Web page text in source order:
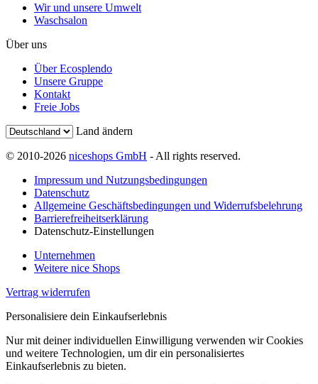
Wir und unsere Umwelt
Waschsalon
Über uns
Über Ecosplendo
Unsere Gruppe
Kontakt
Freie Jobs
Land ändern
© 2010-2026 niceshops GmbH - All rights reserved.
Impressum und Nutzungsbedingungen
Datenschutz
Allgemeine Geschäftsbedingungen und Widerrufsbelehrung
Barrierefreiheitserklärung
Datenschutz-Einstellungen
Unternehmen
Weitere nice Shops
Vertrag widerrufen
Personalisiere dein Einkaufserlebnis
Nur mit deiner individuellen Einwilligung verwenden wir Cookies
und weitere Technologien, um dir ein personalisiertes
Einkaufserlebnis zu bieten.